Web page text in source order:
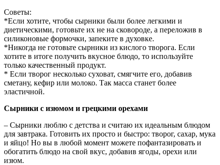
Советы:
*Если хотите, чтобы сырники были более легкими и
диетическими, готовьте их не на сковороде, а переложив в
силиконовые формочки, запеките в духовке.
*Никогда не готовьте сырники из кислого творога. Если
хотите в итоге получить вкусное блюдо, то используйте
только качественный продукт.
* Если творог несколько суховат, смягчите его, добавив
сметану, кефир или молоко. Так масса станет более
эластичной.
Сырники с изюмом и грецкими орехами
– Сырники люблю с детства и считаю их идеальным блюдом
для завтрака. Готовить их просто и быстро: творог, сахар, мука
и яйцо! Но вы в любой момент можете пофантазировать и
обогатить блюдо на свой вкус, добавив ягоды, орехи или
изюм.